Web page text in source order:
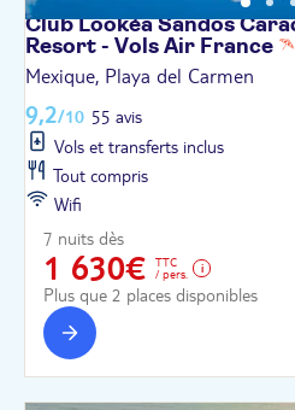
Club Lookéa Sandos
Resort - Vols Air France
Mexique, Playa del Carmen
9,2/10 55 avis
Vols et transferts inclus
Tout compris
Wifi
7 nuits dès
1 630€
TTC
/ pers.
Plus que 2 places disponibles